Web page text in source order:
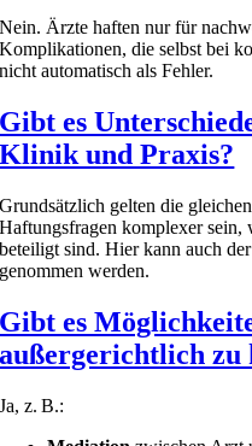
Nein. Ärzte haften nur für
Komplikationen, die selbst bei
nicht automatisch als Fehler.
Gibt es
Klinik und Praxis?
Grundsätzlich gelten die
Haftungsfragen komplexer
beteiligt sind. Hier kann auch
genommen werden.
Gibt es
außergerichtlich zu
Ja, z. B.: